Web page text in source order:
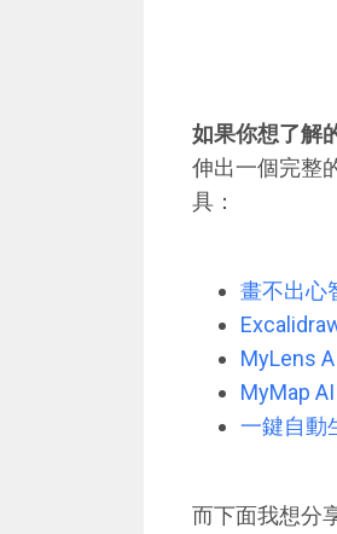
如果你想了解
伸出一個完整
具：
畫不出心
MyLens
MyMap
一鍵自動
而下面我想分